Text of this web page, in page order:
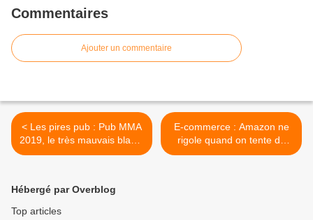
Commentaires
Ajouter un commentaire
< Les pires pub : Pub MMA
2019, le très mauvais blabla
publicitaire
E-commerce : Amazon ne
rigole quand on tente de
bloquer des entrepôts >
Hébergé par Overblog
Top articles